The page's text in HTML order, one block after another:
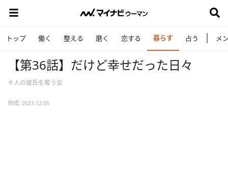
トップ 働く 整える 磨く 恋する 暮らす 占う メ
【第36話】だけど幸せだった日々
＃人の彼氏を奪う女
作成: 2021.12.05